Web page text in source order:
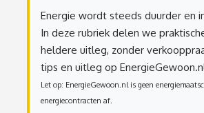
Energie wordt steeds duurder en
In deze rubriek delen we
heldere uitleg, zonder
tips en uitleg op
Let op: EnergieGewoon.nl is geen
energiecontracten af.